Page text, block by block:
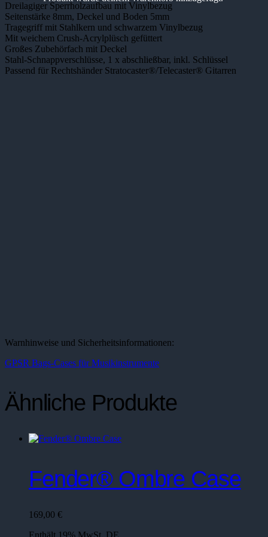
Dreilagiger Sperrholzaufbau mit Vinylbezug
Seitenstärke 8mm, Deckel und Boden 5mm
Tragegriff mit Stahlkern und schwarzem Vinylbezug
Mit weichem Crush-Acrylplüsch gefüttert
Großes Zubehörfach mit Deckel
Stahl-Schnappverschlüsse, 1 x abschließbar, inkl. Schlüssel
Passend für Rechtshänder Stratocaster®/Telecaster® Gitarren
Warnhinweise und Sicherheitsinformationen:
GPSR Bags-Cases für Musikinstrumente
Ähnliche Produkte
Fender® Ombre Case
169,00 €
Enthält 19% MwSt. DE